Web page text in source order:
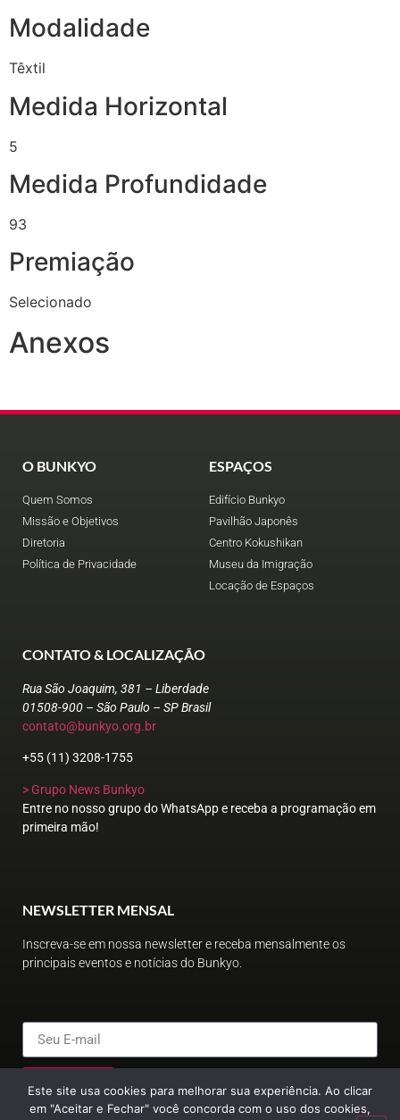
Modalidade
Têxtil
Medida Horizontal
5
Medida Profundidade
93
Premiação
Selecionado
Anexos
O BUNKYO
Quem Somos
Missão e Objetivos
Diretoria
Política de Privacidade
ESPAÇOS
Edifício Bunkyo
Pavilhão Japonês
Centro Kokushikan
Museu da Imigração
Locação de Espaços
CONTATO & LOCALIZAÇÃO
Rua São Joaquim, 381 – Liberdade
01508-900 – São Paulo – SP Brasil
contato@bunkyo.org.br
+55 (11) 3208-1755
> Grupo News Bunkyo
Entre no nosso grupo do WhatsApp e receba a programação em
primeira mão!
NEWSLETTER MENSAL
Inscreva-se em nossa newsletter e receba mensalmente os
principais eventos e notícias do Bunkyo.
ENVIAR
Este site usa cookies para melhorar sua experiência. Ao clicar
em "Aceitar e Fechar" você concorda com o uso dos cookies,